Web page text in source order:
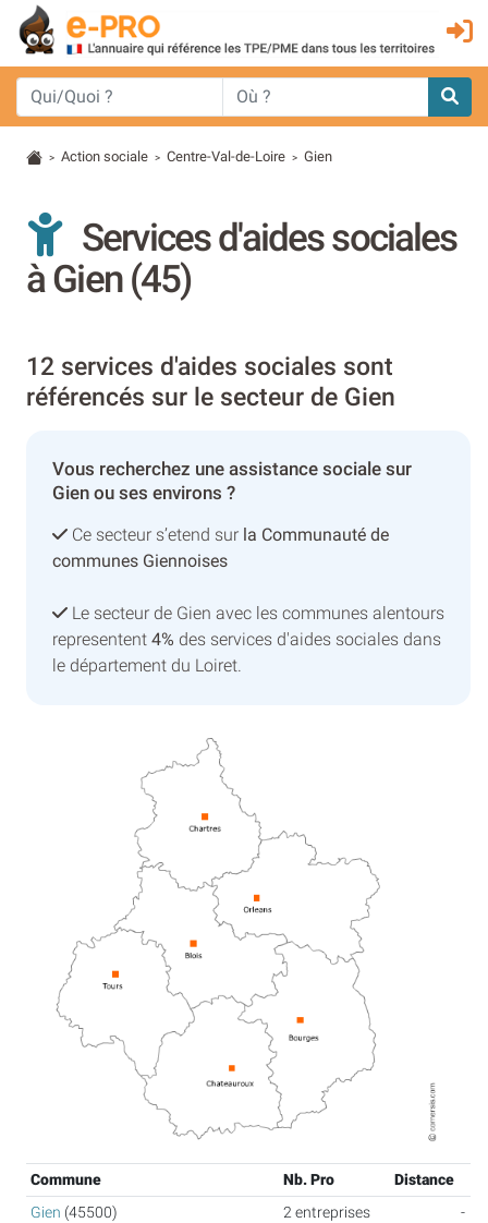
> Action sociale > Centre-Val-de-Loire > Gien
Services d'aides sociales
à Gien (45)
12 services d'aides sociales sont
référencés sur le secteur de Gien
Vous recherchez une assistance sociale sur
Gien ou ses environs ?
Ce secteur s’etend sur la Communauté de
communes Giennoises
Le secteur de Gien avec les communes alentours
representent 4% des services d'aides sociales dans
le département du Loiret.
Commune Nb. Pro
Distance
Gien (45500) 2 entreprises
-